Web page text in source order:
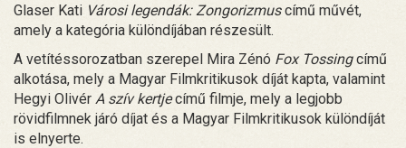
Glaser Kati Városi legendák: Zongorizmuscímű művét,
amely a kategória különdíjában részesült.
A vetítéssorozatban szerepel Mira Zénó Fox Tossingcímű
alkotása, mely a Magyar Filmkritikusok díját kapta, valamint
Hegyi Olivér A szív kertjecímű filmje, mely a legjobb
rövidfilmnek járó díjat és a Magyar Filmkritikusok különdíját
is elnyerte.